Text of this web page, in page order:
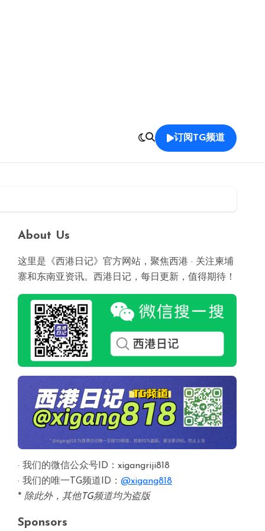
订阅TG频道
About Us
这里是《西港日记》官方网站，聚焦西港 · 关注柬埔
寨和东南亚资讯。西港日记，每日更新，值得期待！
· 我们的微信公众号ID：xigangriji818
· 我们的唯一TG频道ID： @xigang818
* 除此外，其他TG频道均为盗版
Sponsors